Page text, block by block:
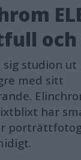
studion
med sitt
har